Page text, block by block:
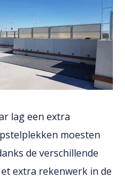
lag een extra
moesten
de verschillende
extra rekenwerk in de